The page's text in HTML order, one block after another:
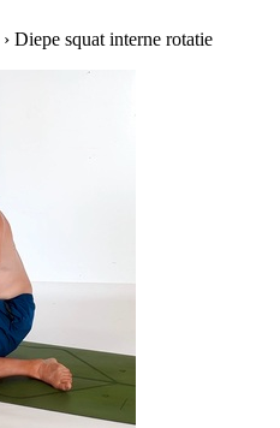
› Diepe squat interne rotatie